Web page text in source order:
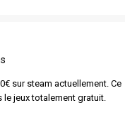
sur steam actuellement. Ce
jeux totalement gratuit.